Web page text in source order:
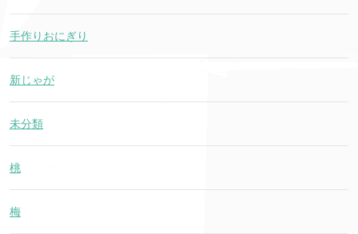
手作りおにぎり
新じゃが
未分類
桃
梅